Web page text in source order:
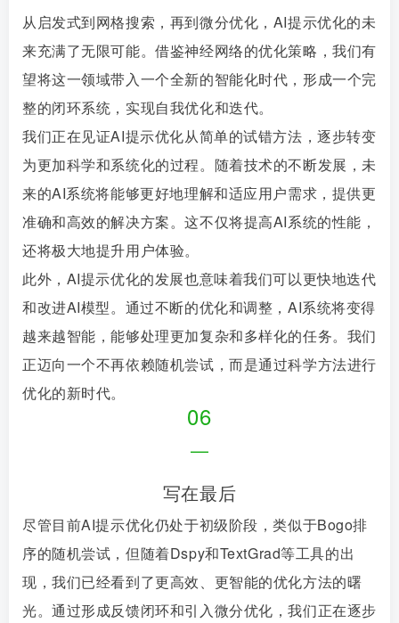
从启发式到网格搜索，再到微分优化，AI提示优化的未
来充满了无限可能。借鉴神经网络的优化策略，我们有
望将这一领域带入一个全新的智能化时代，形成一个完
整的闭环系统，实现自我优化和迭代。
我们正在见证AI提示优化从简单的试错方法，逐步转变
为更加科学和系统化的过程。随着技术的不断发展，未
来的AI系统将能够更好地理解和适应用户需求，提供更
准确和高效的解决方案。这不仅将提高AI系统的性能，
还将极大地提升用户体验。
此外，AI提示优化的发展也意味着我们可以更快地迭代
和改进AI模型。通过不断的优化和调整，AI系统将变得
越来越智能，能够处理更加复杂和多样化的任务。我们
正迈向一个不再依赖随机尝试，而是通过科学方法进行
优化的新时代。
06
—
写在最后
尽管目前AI提示优化仍处于初级阶段，类似于Bogo排
序的随机尝试，但随着Dspy和TextGrad等工具的出
现，我们已经看到了更高效、更智能的优化方法的曙
光。通过形成反馈闭环和引入微分优化，我们正在逐步